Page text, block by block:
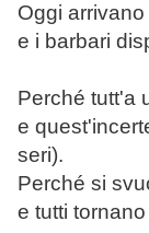
Oggi
e i barbari
Perché tutt'a
e
seri).
Perché si
e tutti